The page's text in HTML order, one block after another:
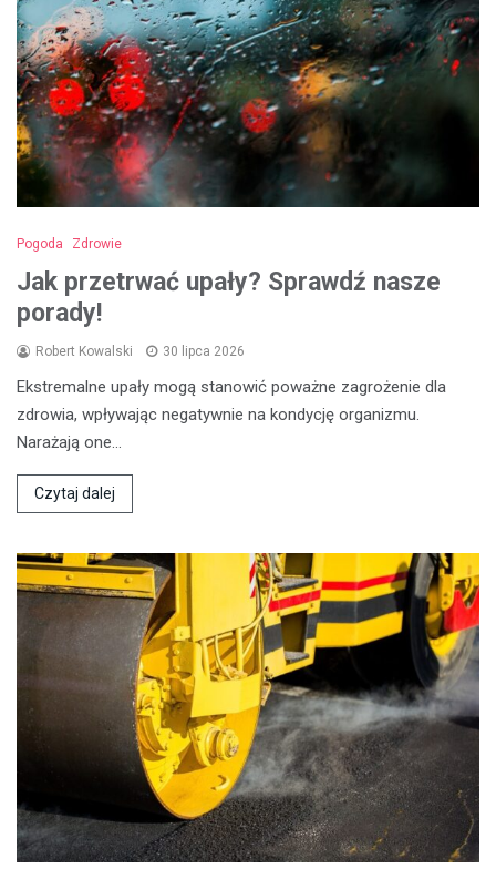
Pogoda Zdrowie
Jak przetrwać upały? Sprawdź nasze
porady!
Robert Kowalski 30 lipca 2026
Ekstremalne upały mogą stanowić poważne zagrożenie dla
zdrowia, wpływając negatywnie na kondycję organizmu.
Narażają one…
Czytaj dalej